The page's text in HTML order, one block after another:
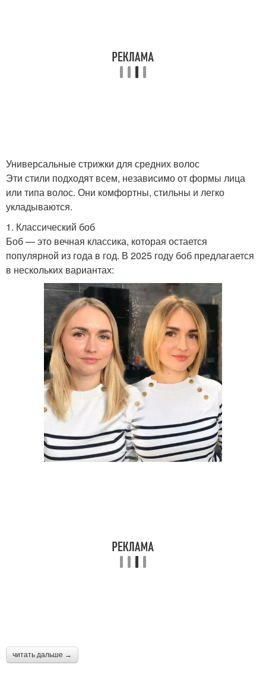
Короткие стрижки Длинные стрижки
Стрижка в зависимости
Универсальные стрижки для средних волос
Эти стили подходят всем, независимо от формы лица
или типа волос. Они комфортны, стильны и легко
укладываются.
1. Классический боб
Боб — это вечная классика, которая остается
популярной из года в год. В 2025 году боб предлагается
в нескольких вариантах:
читать дальше →